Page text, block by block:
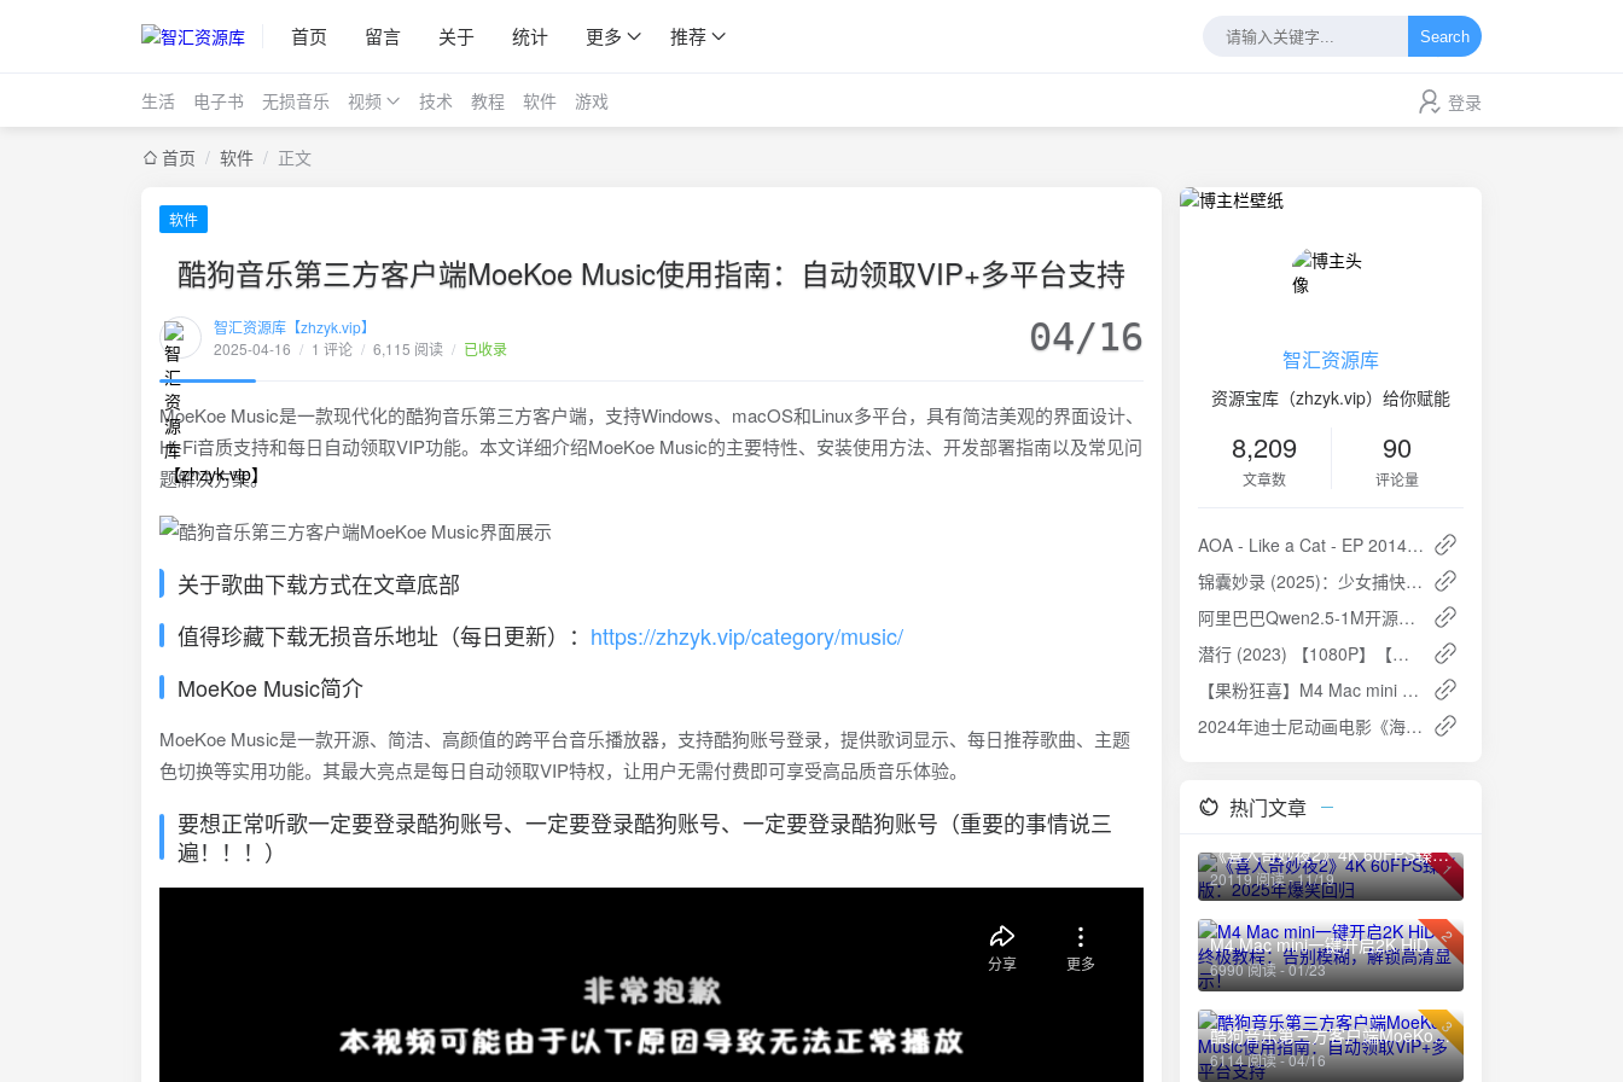
首页 留言 关于 统计 更多 推荐 Search
生活 电子书 无损音乐 视频 技术 教程 软件 游戏 登录
首页 / 软件 / 正文
软件
酷狗音乐第三方客户端MoeKoe Music使用指南：自动领取VIP+多平台支持
智汇资源库【zhzyk.vip】
2025-04-16 / 1 评论 / 6,115 阅读 / 已收录 04/16
MoeKoe Music是一款现代化的酷狗音乐第三方客户端，支持Windows、macOS和Linux多平台，具有简洁美观的界面设计、
Hi-Fi音质支持和每日自动领取VIP功能。本文详细介绍MoeKoe Music的主要特性、安装使用方法、开发部署指南以及常见问
题解决方案。
关于歌曲下载方式在文章底部
值得珍藏下载无损音乐地址（每日更新）： https://zhzyk.vip/category/music/
MoeKoe Music简介
MoeKoe Music是一款开源、简洁、高颜值的跨平台音乐播放器，支持酷狗账号登录，提供歌词显示、每日推荐歌曲、主题
色切换等实用功能。其最大亮点是每日自动领取VIP特权，让用户无需付费即可享受高品质音乐体验。
要想正常听歌一定要登录酷狗账号、一定要登录酷狗账号、一定要登录酷狗账号（重要的事情说三
遍！！！）
智汇资源库
资源宝库（zhzyk.vip）给你赋能
8,209
文章数
90
评论量
AOA - Like a Cat - EP 2014 -ALAC
锦囊妙录 (2025)：少女捕快智破奇案，江湖少年共谱传奇
阿里巴巴Qwen2.5-1M开源模型：百万Token上下文媲美GPT-4o mini
潜行 (2023) 【1080P】【粤语中英双字】：刘德华演绎暗网毒枭的疯狂与毁灭
【果粉狂喜】M4 Mac mini 16G 本地部署国产最强AI！DeepSeek-R1 保姆级教程 | 附Enchanted神器💫
2024年迪士尼动画电影《海洋奇缘2》高清资源分享
热门文章
1
《喜人奇妙夜2》4K 60FPS臻彩版：2025年爆笑回归
20119 阅读 - 11/19
2
M4 Mac mini一键开启2K HiDPI终极教程：告别模糊，解锁高清显示！
6990 阅读 - 01/23
3
酷狗音乐第三方客户端MoeKoe Music使用指南：自动领取VIP+多平台支持
6114 阅读 - 04/16